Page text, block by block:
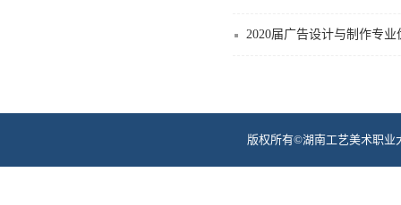
2020届广告设计与制作专
版权所有©湖南工艺美术职业